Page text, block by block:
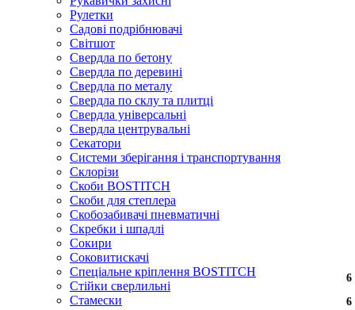
Рулетки
Садові подрібнювачі
Світшот
Свердла по бетону
Свердла по деревині
Свердла по металу
Свердла по склу та плитці
Свердла універсальні
Свердла центрувальні
Секатори
Системи зберігання і транспортування
Склорізи
Скоби BOSTITCH
Скоби для степлера
Скобозабивачі пневматичні
Скребки і шпадлі
Сокири
Соковитискачі
Спеціальне кріплення BOSTITCH
Стійки сверлильні
Стамески
6
6
6
6